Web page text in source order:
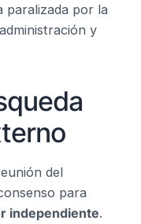
paralizada por la
y
del
para
independiente.